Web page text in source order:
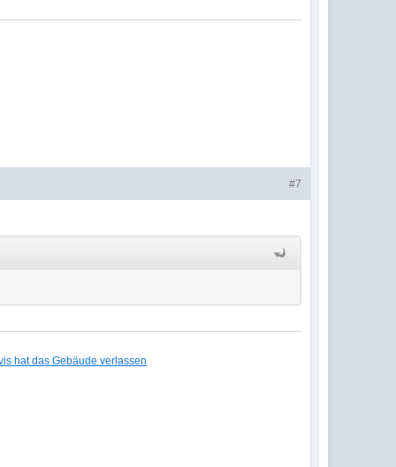
#7
hat das Gebäude verlassen